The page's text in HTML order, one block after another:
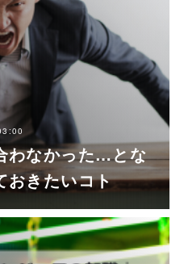
わなかった…とな
おきたいコト